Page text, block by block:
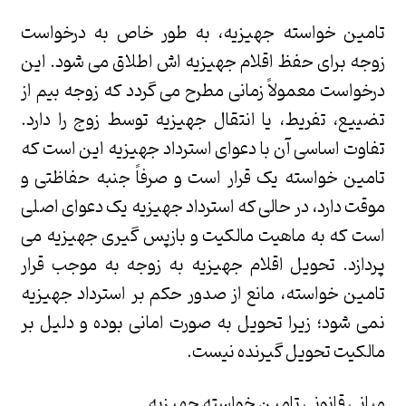
تامین خواسته جهیزیه، به طور خاص به درخواست
زوجه برای حفظ اقلام جهیزیه اش اطلاق می شود. این
درخواست معمولاً زمانی مطرح می گردد که زوجه بیم از
تضییع، تفریط، یا انتقال جهیزیه توسط زوج را دارد.
تفاوت اساسی آن با دعوای استرداد جهیزیه این است که
تامین خواسته یک قرار است و صرفاً جنبه حفاظتی و
موقت دارد، در حالی که استرداد جهیزیه یک دعوای اصلی
است که به ماهیت مالکیت و بازپس گیری جهیزیه می
پردازد. تحویل اقلام جهیزیه به زوجه به موجب قرار
تامین خواسته، مانع از صدور حکم بر استرداد جهیزیه
نمی شود؛ زیرا تحویل به صورت امانی بوده و دلیل بر
مالکیت تحویل گیرنده نیست.